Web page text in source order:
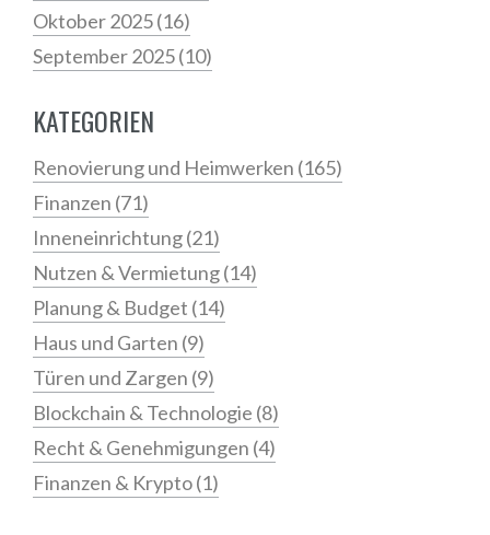
Oktober 2025(16)
September 2025(10)
KATEGORIEN
Renovierung und Heimwerken (165)
Finanzen (71)
Inneneinrichtung(21)
Nutzen & Vermietung(14)
Planung & Budget (14)
Haus und Garten (9)
Türen und Zargen (9)
Blockchain & Technologie (8)
Recht & Genehmigungen (4)
Finanzen & Krypto(1)